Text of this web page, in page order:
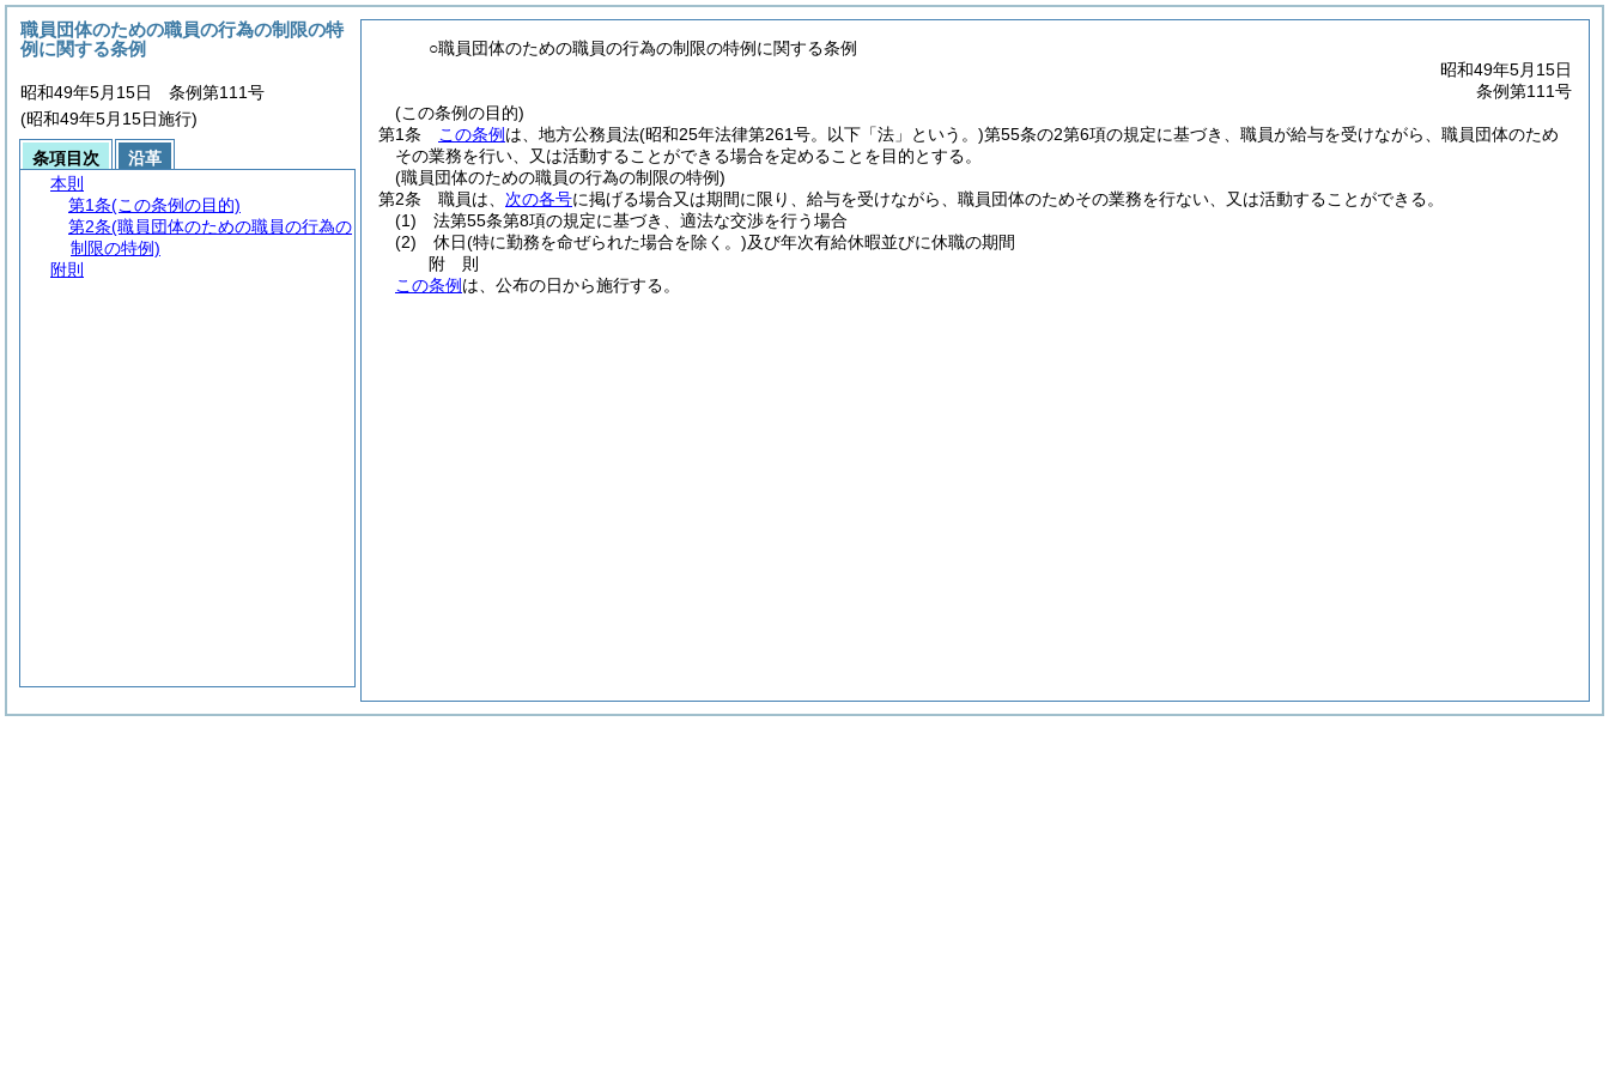
○職員団体のための職員の行為の制限の特例に関する条例
昭和49年5月15日
条例第111号
(この条例の目的)
第1条
この条例 は、地方公務員法(昭和25年法律第261号。以下「法」という。)第55条の2第6項の規定に基づき、職員が給与を受けながら、職員団体のため
その業務を行い、又は活動することができる場合を定めることを目的とする。
(職員団体のための職員の行為の制限の特例)
第2条
職員は、 次の各号に掲げる場合又は期間に限り、給与を受けながら、職員団体のためその業務を行ない、又は活動することができる。
(1)
法第55条第8項の規定に基づき、適法な交渉を行う場合
(2)
休日(特に勤務を命ぜられた場合を除く。)及び年次有給休暇並びに休職の期間
附 則
この条例 は、公布の日から施行する。
職員団体のための職員の行為の制限の特
例に関する条例
昭和49年5月15日 条例第111号
(昭和49年5月15日施行)
条項目次
沿革
本則
第1条(この条例の目的)
第2条(職員団体のための職員の行為の
制限の特例)
附則